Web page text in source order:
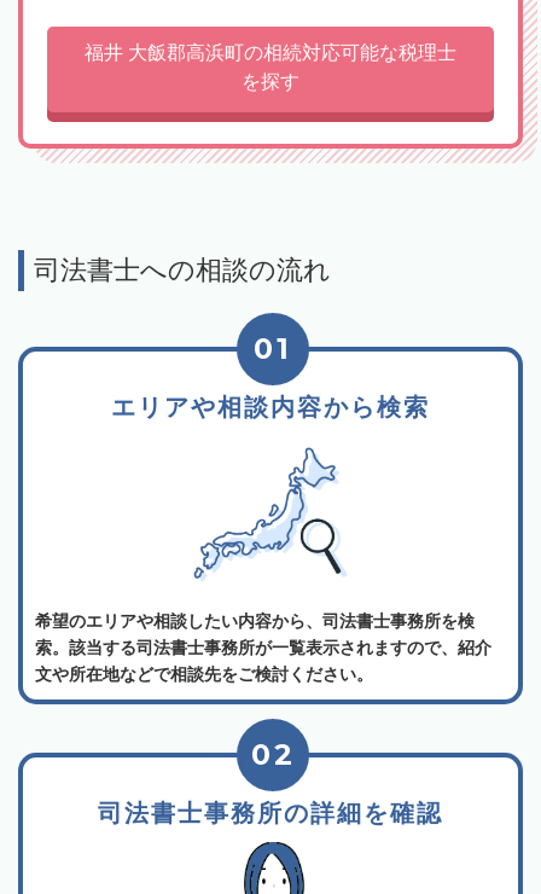
福井 大飯郡高浜町の相続対応可能な税理士
を探す
司法書士への相談の流れ
エリアや相談内容から検索
01
希望のエリアや相談したい内容から、司法書士事務所を検
索。該当する司法書士事務所が一覧表示されますので、紹介
文や所在地などで相談先をご検討ください。
司法書士事務所の詳細を確認
02